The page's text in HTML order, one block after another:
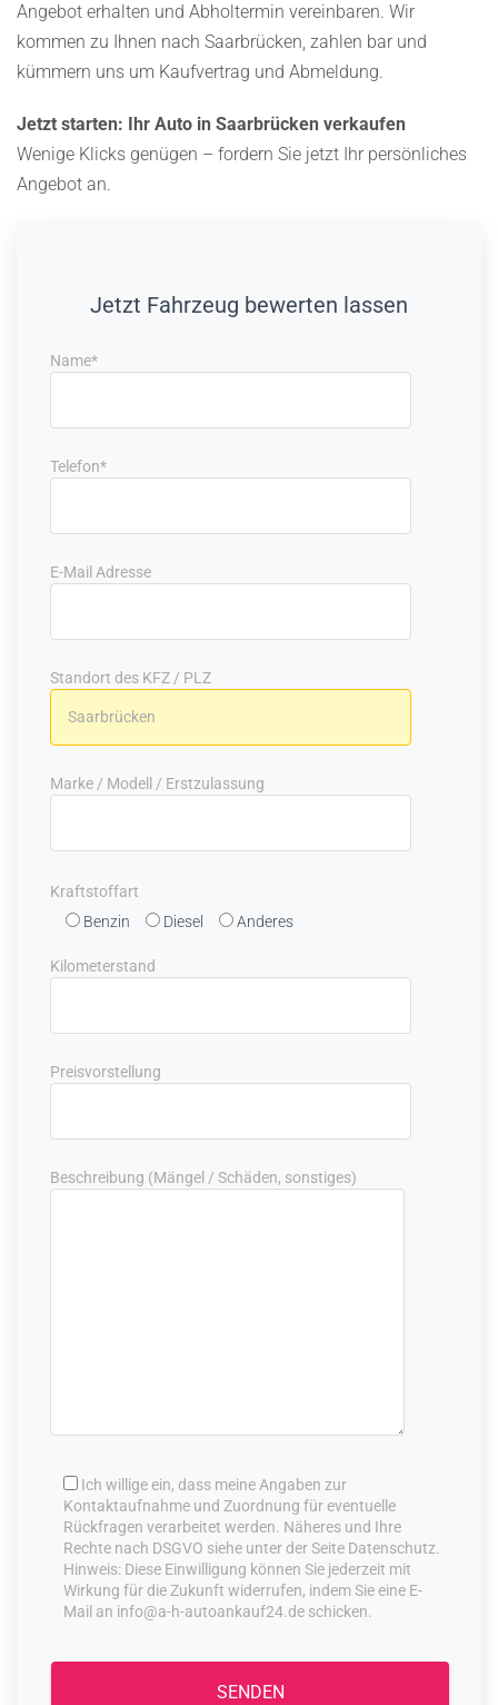
Angebot erhalten und Abholtermin vereinbaren. Wir
kommen zu Ihnen nach Saarbrücken, zahlen bar und
kümmern uns um Kaufvertrag und Abmeldung.
Jetzt starten: Ihr Auto in Saarbrücken verkaufen
Wenige Klicks genügen – fordern Sie jetzt Ihr persönliches
Angebot an.
Jetzt Fahrzeug bewerten lassen
Name*
Telefon*
E-Mail Adresse
Standort des KFZ / PLZ
Marke / Modell / Erstzulassung
Kraftstoffart
Benzin
Diesel Anderes
Kilometerstand
Preisvorstellung
Beschreibung (Mängel / Schäden, sonstiges)
Ich willige ein, dass meine Angaben zur
Kontaktaufnahme und Zuordnung für eventuelle
Rückfragen verarbeitet werden. Näheres und Ihre
Rechte nach DSGVO siehe unter der Seite Datenschutz.
Hinweis: Diese Einwilligung können Sie jederzeit mit
Wirkung für die Zukunft widerrufen, indem Sie eine E-
Mail an info@a-h-autoankauf24.de schicken.